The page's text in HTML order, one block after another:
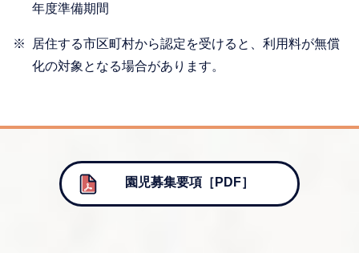
年度準備期間
居住する市区町村から認定を受けると、利用料が無償
化の対象となる場合があります。
園児募集要項［PDF］